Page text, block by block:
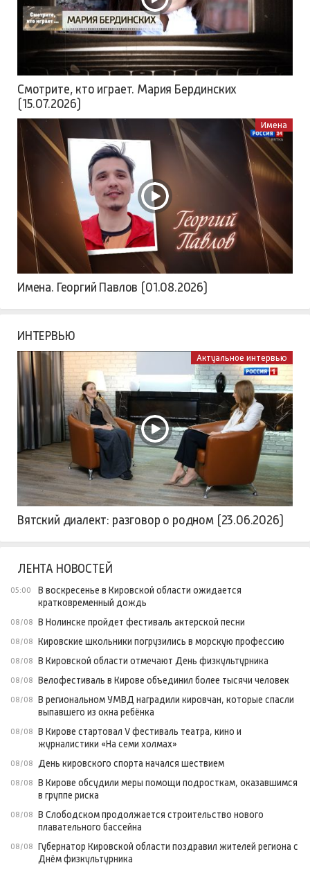
Смотрите, кто играет. Мария Бердинских
(15.07.2026)
Имена
Имена. Георгий Павлов (01.08.2026)
ИНТЕРВЬЮ
Актуальное интервью
Вятский диалект: разговор о родном (23.06.2026)
ЛЕНТА НОВОСТЕЙ
05:00
В воскресенье в Кировской области ожидается
кратковременный дождь
08/08 В Нолинске пройдет фестиваль актерской песни
08/08 Кировские школьники погрузились в морскую профессию
08/08 В Кировской области отмечают День физкультурника
08/08 Велофестиваль в Кирове объединил более тысячи человек
08/08 В региональном УМВД наградили кировчан, которые спасли
выпавшего из окна ребёнка
08/08 В Кирове стартовал V фестиваль театра, кино и
журналистики «На семи холмах»
08/08 День кировского спорта начался шествием
08/08 В Кирове обсудили меры помощи подросткам, оказавшимся
в группе риска
08/08 В Слободском продолжается строительство нового
плавательного бассейна
08/08 Губернатор Кировской области поздравил жителей региона с
Днём физкультурника